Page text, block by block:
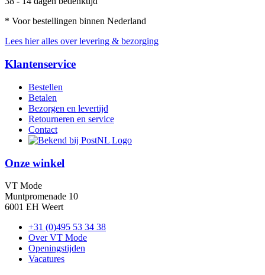
* Voor bestellingen binnen Nederland
Lees hier alles over levering & bezorging
Klantenservice
Bestellen
Betalen
Bezorgen en levertijd
Retourneren en service
Contact
Onze winkel
VT Mode
Muntpromenade 10
6001 EH Weert
+31 (0)495 53 34 38
Over VT Mode
Openingstijden
Vacatures